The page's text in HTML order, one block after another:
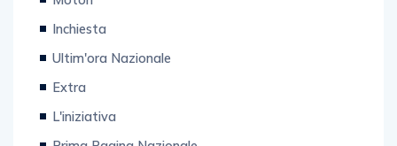
Inchiesta
Ultim'ora Nazionale
Extra
L'iniziativa
Prima Pagina Nazionale